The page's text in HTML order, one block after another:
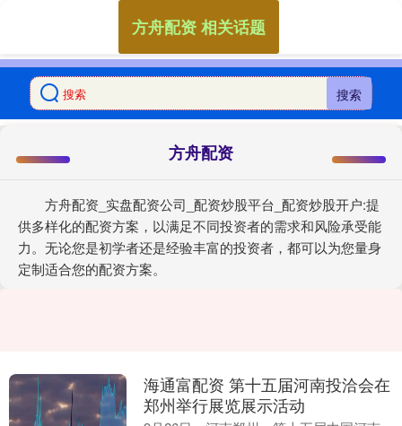
搜索
方舟配资
方舟配资_实盘配资公司_配资炒股平台_配资炒股开户:提
供多样化的配资方案，以满足不同投资者的需求和风险承受能
力。无论您是初学者还是经验丰富的投资者，都可以为您量身
定制适合您的配资方案。
方舟配资 相关话题
海通富配资 第十五届河南投洽会在
郑州举行展览展示活动